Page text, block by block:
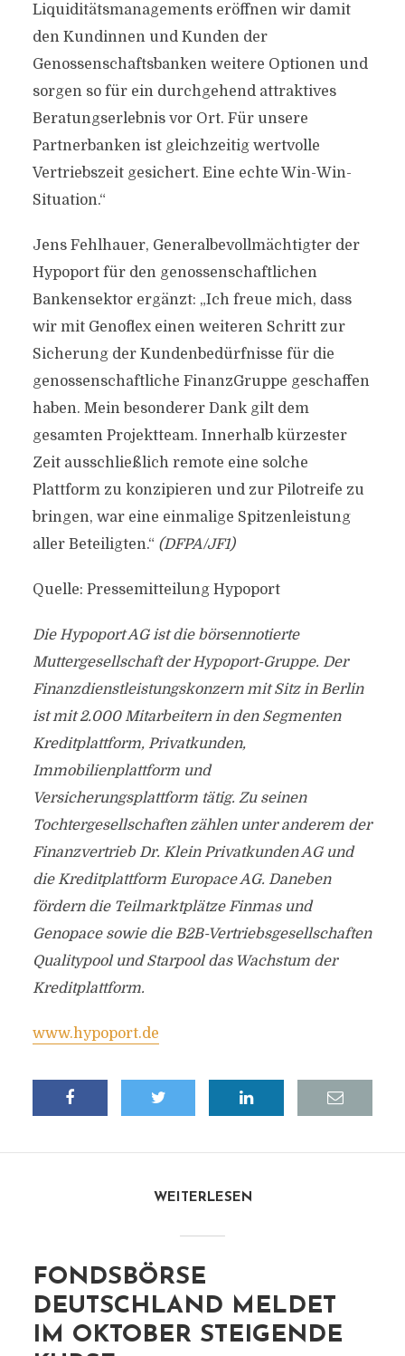
Liquiditätsmanagements eröffnen wir damit
den Kundinnen und Kunden der
Genossenschaftsbanken weitere Optionen und
sorgen so für ein durchgehend attraktives
Beratungserlebnis vor Ort. Für unsere
Partnerbanken ist gleichzeitig wertvolle
Vertriebszeit gesichert. Eine echte Win-Win-
Situation.“
Jens Fehlhauer, Generalbevollmächtigter der
Hypoport für den genossenschaftlichen
Bankensektor ergänzt: „Ich freue mich, dass
wir mit Genoflex einen weiteren Schritt zur
Sicherung der Kundenbedürfnisse für die
genossenschaftliche FinanzGruppe geschaffen
haben. Mein besonderer Dank gilt dem
gesamten Projektteam. Innerhalb kürzester
Zeit ausschließlich remote eine solche
Plattform zu konzipieren und zur Pilotreife zu
bringen, war eine einmalige Spitzenleistung
aller Beteiligten.“ (DFPA/JF1)
Quelle: Pressemitteilung Hypoport
Die Hypoport AG ist die börsennotierte
Muttergesellschaft der Hypoport-Gruppe. Der
Finanzdienstleistungskonzern mit Sitz in Berlin
ist mit 2.000 Mitarbeitern in den Segmenten
Kreditplattform, Privatkunden,
Immobilienplattform und
Versicherungsplattform tätig. Zu seinen
Tochtergesellschaften zählen unter anderem der
Finanzvertrieb Dr. Klein Privatkunden AG und
die Kreditplattform Europace AG. Daneben
fördern die Teilmarktplätze Finmas und
Genopace sowie die B2B-Vertriebsgesellschaften
Qualitypool und Starpool das Wachstum der
Kreditplattform.
www.hypoport.de
WEITERLESEN
FONDSBÖRSE
DEUTSCHLAND MELDET
IM OKTOBER STEIGENDE